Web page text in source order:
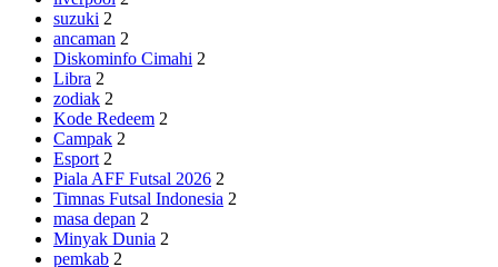
suzuki 2
ancaman 2
Diskominfo Cimahi 2
Libra 2
zodiak 2
Kode Redeem 2
Campak 2
Esport 2
Piala AFF Futsal 2026 2
Timnas Futsal Indonesia 2
masa depan 2
Minyak Dunia 2
pemkab 2